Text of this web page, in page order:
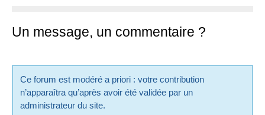
Un message, un commentaire ?
Ce forum est modéré a priori : votre contribution
n’apparaîtra qu’après avoir été validée par un
administrateur du site.